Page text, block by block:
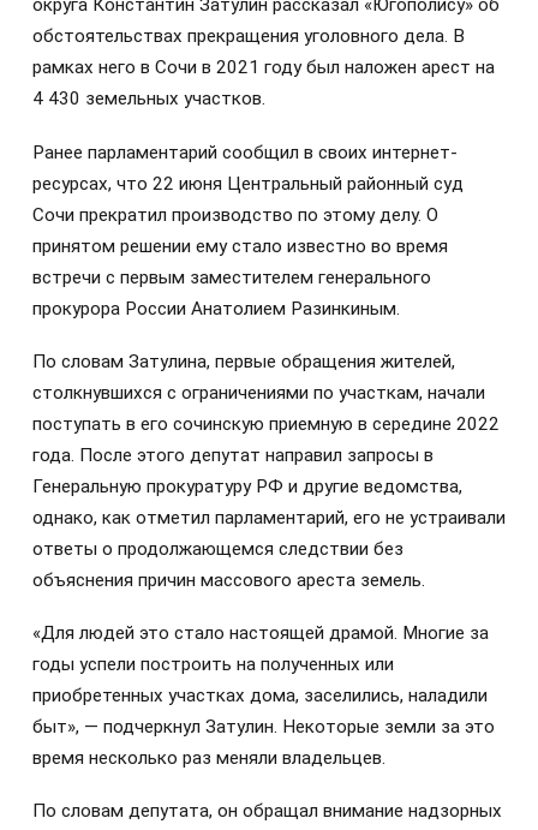
округа Константин Затулин рассказал «Югополису» об
обстоятельствах прекращения уголовного дела. В
рамках него в Сочи в 2021 году был наложен арест на
4 430 земельных участков.
Ранее парламентарий сообщил в своих интернет-
ресурсах, что 22 июня Центральный районный суд
Сочи прекратил производство по этому делу. О
принятом решении ему стало известно во время
встречи с первым заместителем генерального
прокурора России Анатолием Разинкиным.
По словам Затулина, первые обращения жителей,
столкнувшихся с ограничениями по участкам, начали
поступать в его сочинскую приемную в середине 2022
года. После этого депутат направил запросы в
Генеральную прокуратуру РФ и другие ведомства,
однако, как отметил парламентарий, его не устраивали
ответы о продолжающемся следствии без
объяснения причин массового ареста земель.
«Для людей это стало настоящей драмой. Многие за
годы успели построить на полученных или
приобретенных участках дома, заселились, наладили
быт», — подчеркнул Затулин. Некоторые земли за это
время несколько раз меняли владельцев.
По словам депутата, он обращал внимание надзорных